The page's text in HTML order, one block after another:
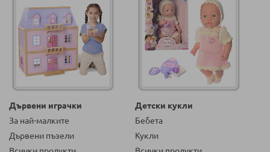
Дървени играчки
За най-малките
Дървени пъзели
Детски кукли
Бебета
Кукли